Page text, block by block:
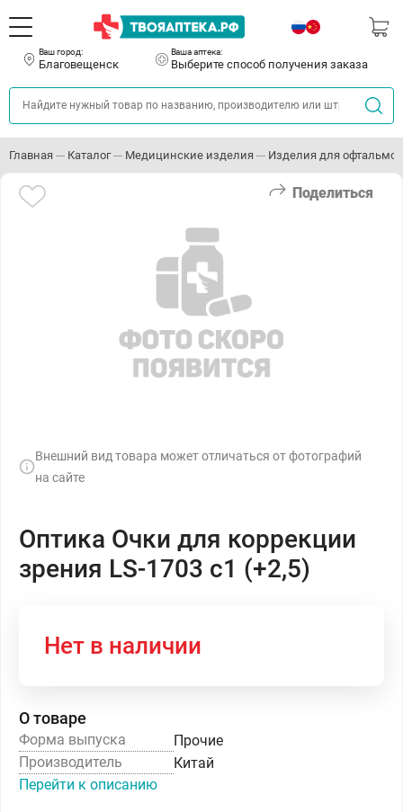
Ваш город:
Благовещенск
Ваша аптека:
Выберите способ получения заказа
Главная Каталог Медицинские изделия Изделия для
Поделиться
Внешний вид товара может отличаться от фотографий
на сайте
Оптика Очки для коррекции
зрения LS-1703 с1 (+2,5)
Нет в наличии
О товаре
Форма выпуска
Прочие
Производитель
Китай
Перейти к описанию